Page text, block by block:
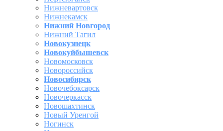
Нижневартовск
Нижнекамск
Нижний Новгород
Нижний Тагил
Новокузнецк
Новокуйбышевск
Новомосковск
Новороссийск
Новосибирск
Новочебоксарск
Новочеркасск
Новошахтинск
Новый Уренгой
Ногинск